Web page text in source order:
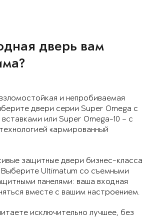
дверь вам
и непробиваемая
двери серии Super Omega с
или Super Omega-10 – с
«армированный
защитные двери бизнес-класса
Выберите Ultimatum со съемными
панелями: ваша входная
вместе с вашим настроением.
исключительно лучшее, без